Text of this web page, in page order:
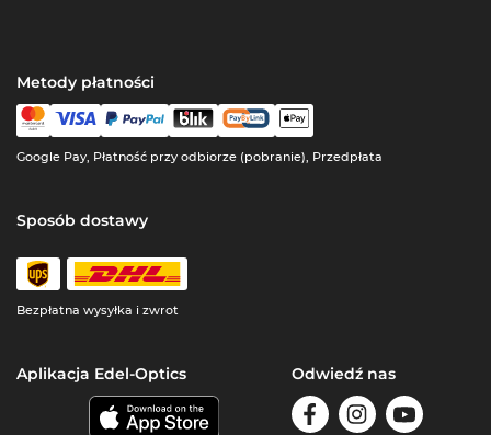
Metody płatności
Google Pay, Płatność przy odbiorze (pobranie), Przedpłata
Sposób dostawy
Bezpłatna wysyłka i zwrot
Aplikacja Edel-Optics Odwiedź nas